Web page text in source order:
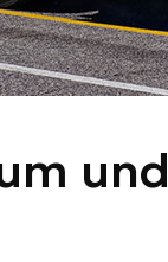
und